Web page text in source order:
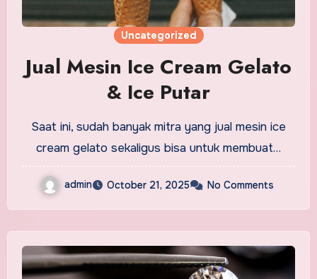
Uncategorized
Jual Mesin Ice Cream Gelato
& Ice Putar
Saat ini, sudah banyak mitra yang jual mesin ice
cream gelato sekaligus bisa untuk membuat…
admin October 21, 2025 No Comments